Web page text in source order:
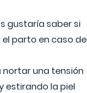
gustaría saber si
parto en caso de
una tensión
estirando la piel